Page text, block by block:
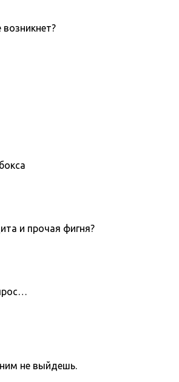
и прочая фигня?
не выйдешь.